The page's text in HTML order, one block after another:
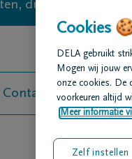
dus blijf waakzaam.
Contact Uitvaart
Cookies
DELA gebruikt
Mogen wij jouw
onze cookies. De
voorkeuren altijd
Meer informatie
Zelf instellen